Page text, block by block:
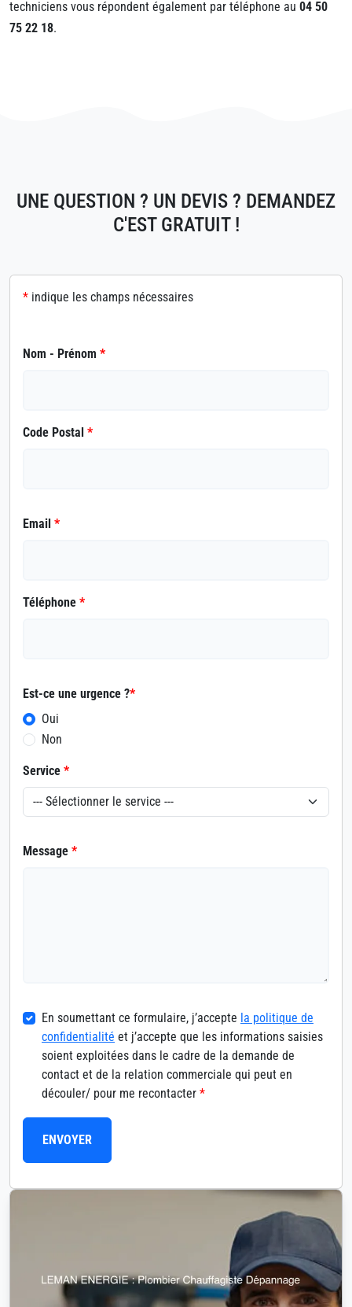
techniciens vous répondent également par téléphone au 04 50
75 22 18.
UNE QUESTION ? UN DEVIS ? DEMANDEZ
C'EST GRATUIT !
* indique les champs nécessaires
Nom - Prénom *
Code Postal *
Email *
Téléphone *
Est-ce une urgence ?*
Oui
Non
Service *
Message *
En soumettant ce formulaire, j’accepte la politique de
confidentialité et j’accepte que les informations saisies
soient exploitées dans le cadre de la demande de
contact et de la relation commerciale qui peut en
découler/ pour me recontacter *
ENVOYER